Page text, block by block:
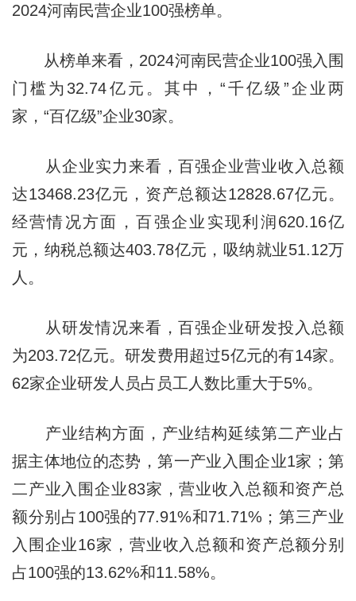
2024河南民营企业100强榜单。
从榜单来看，2024河南民营企业100强入围
门槛为32.74亿元。其中，“千亿级”企业两
家，“百亿级”企业30家。
从企业实力来看，百强企业营业收入总额
达13468.23亿元，资产总额达12828.67亿元。
经营情况方面，百强企业实现利润620.16亿
元，纳税总额达403.78亿元，吸纳就业51.12万
人。
从研发情况来看，百强企业研发投入总额
为203.72亿元。研发费用超过5亿元的有14家。
62家企业研发人员占员工人数比重大于5%。
产业结构方面，产业结构延续第二产业占
据主体地位的态势，第一产业入围企业1家；第
二产业入围企业83家，营业收入总额和资产总
额分别占100强的77.91%和71.71%；第三产业
入围企业16家，营业收入总额和资产总额分别
占100强的13.62%和11.58%。